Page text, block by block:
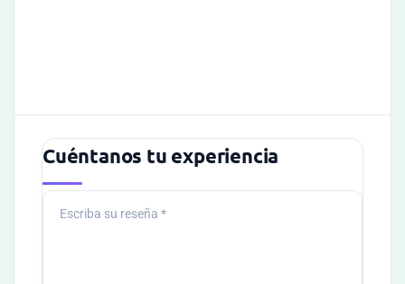
Cuéntanos tu experiencia